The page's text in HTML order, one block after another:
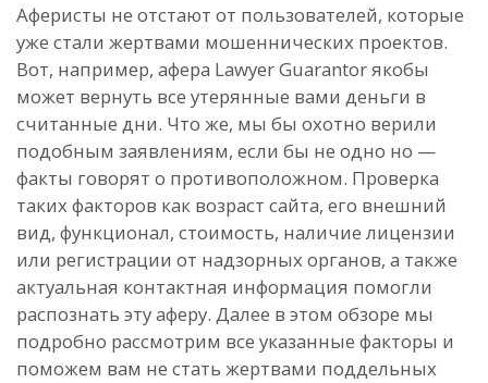
Аферисты не отстают от пользователей, которые
уже стали жертвами мошеннических проектов.
Вот, например, афера Lawyer Guarantor якобы
может вернуть все утерянные вами деньги в
считанные дни. Что же, мы бы охотно верили
подобным заявлениям, если бы не одно но —
факты говорят о противоположном. Проверка
таких факторов как возраст сайта, его внешний
вид, функционал, стоимость, наличие лицензии
или регистрации от надзорных органов, а также
актуальная контактная информация помогли
распознать эту аферу. Далее в этом обзоре мы
подробно рассмотрим все указанные факторы и
поможем вам не стать жертвами поддельных